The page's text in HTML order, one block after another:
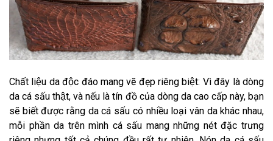
Chất liệu da độc đáo mang vẽ đẹp riêng biệt: Vì đây là dòng
da cá sấu thật, và nếu là tín đồ của dòng da cao cấp này, bạn
sẽ biết được rằng da cá sấu có nhiều loại vân da khác nhau,
mỗi phần da trên mình cá sấu mang những nét đặc trưng